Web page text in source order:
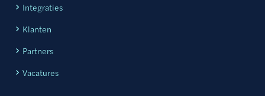
Integraties
Klanten
Partners
Vacatures